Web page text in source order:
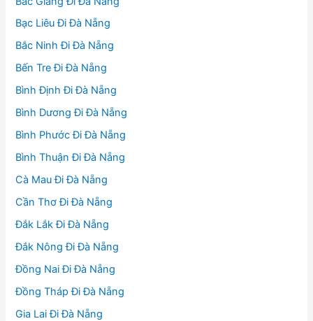
Bạc Liêu Đi Đà Nẵng
Bắc Ninh Đi Đà Nẵng
Bến Tre Đi Đà Nẵng
Bình Định Đi Đà Nẵng
Bình Dương Đi Đà Nẵng
Bình Phước Đi Đà Nẵng
Bình Thuận Đi Đà Nẵng
Cà Mau Đi Đà Nẵng
Cần Thơ Đi Đà Nẵng
Đắk Lắk Đi Đà Nẵng
Đắk Nông Đi Đà Nẵng
Đồng Nai Đi Đà Nẵng
Đồng Tháp Đi Đà Nẵng
Gia Lai Đi Đà Nẵng